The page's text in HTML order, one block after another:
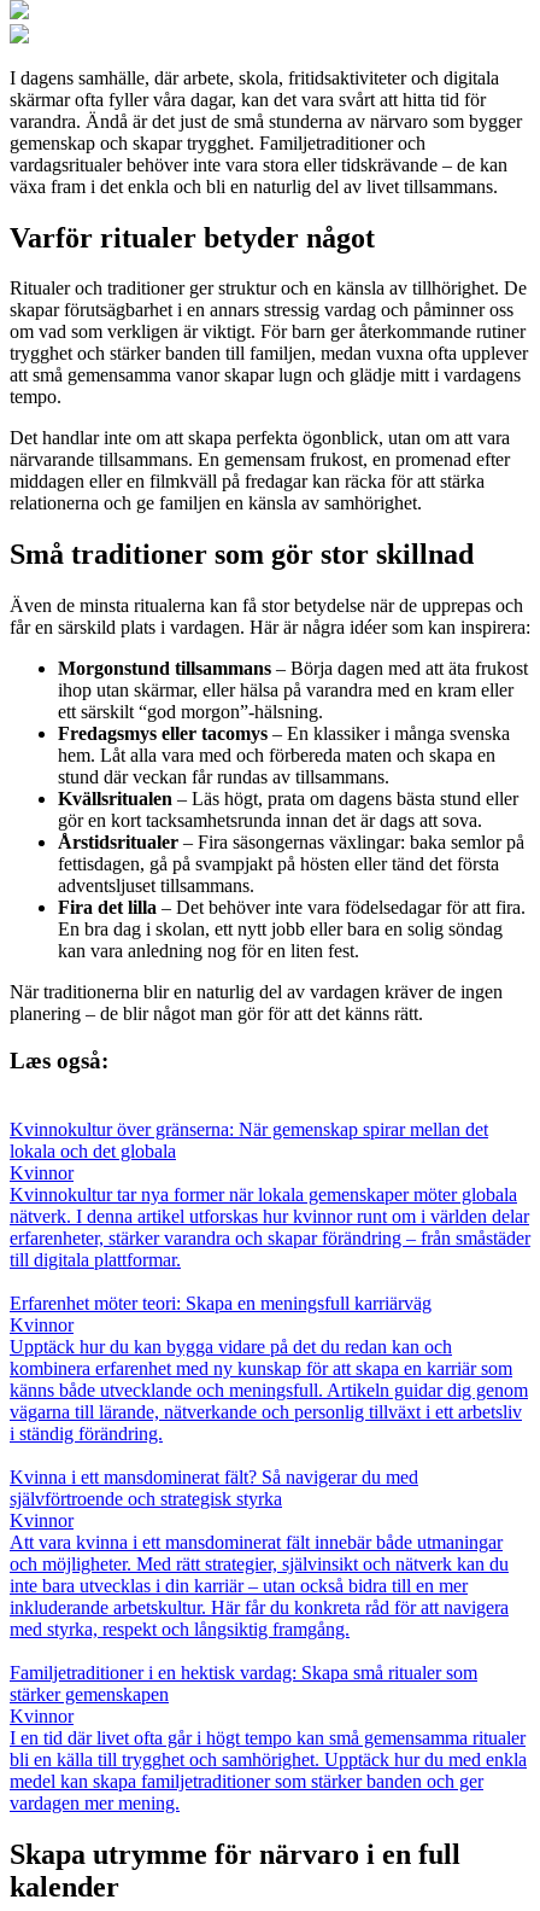
I dagens samhälle, där arbete, skola, fritidsaktiviteter och digitala
skärmar ofta fyller våra dagar, kan det vara svårt att hitta tid för
varandra. Ändå är det just de små stunderna av närvaro som bygger
gemenskap och skapar trygghet. Familjetraditioner och
vardagsritualer behöver inte vara stora eller tidskrävande – de kan
växa fram i det enkla och bli en naturlig del av livet tillsammans.
Varför ritualer betyder något
Ritualer och traditioner ger struktur och en känsla av tillhörighet. De
skapar förutsägbarhet i en annars stressig vardag och påminner oss
om vad som verkligen är viktigt. För barn ger återkommande rutiner
trygghet och stärker banden till familjen, medan vuxna ofta upplever
att små gemensamma vanor skapar lugn och glädje mitt i vardagens
tempo.
Det handlar inte om att skapa perfekta ögonblick, utan om att vara
närvarande tillsammans. En gemensam frukost, en promenad efter
middagen eller en filmkväll på fredagar kan räcka för att stärka
relationerna och ge familjen en känsla av samhörighet.
Små traditioner som gör stor skillnad
Även de minsta ritualerna kan få stor betydelse när de upprepas och
får en särskild plats i vardagen. Här är några idéer som kan inspirera:
Morgonstund tillsammans – Börja dagen med att äta frukost
ihop utan skärmar, eller hälsa på varandra med en kram eller
ett särskilt “god morgon”-hälsning.
Fredagsmys eller tacomys – En klassiker i många svenska
hem. Låt alla vara med och förbereda maten och skapa en
stund där veckan får rundas av tillsammans.
Kvällsritualen – Läs högt, prata om dagens bästa stund eller
gör en kort tacksamhetsrunda innan det är dags att sova.
Årstidsritualer – Fira säsongernas växlingar: baka semlor på
fettisdagen, gå på svampjakt på hösten eller tänd det första
adventsljuset tillsammans.
Fira det lilla – Det behöver inte vara födelsedagar för att fira.
En bra dag i skolan, ett nytt jobb eller bara en solig söndag
kan vara anledning nog för en liten fest.
När traditionerna blir en naturlig del av vardagen kräver de ingen
planering – de blir något man gör för att det känns rätt.
Læs også:
Kvinnokultur över gränserna: När gemenskap spirar mellan det
lokala och det globala
Kvinnor
Kvinnokultur tar nya former när lokala gemenskaper möter globala
nätverk. I denna artikel utforskas hur kvinnor runt om i världen delar
erfarenheter, stärker varandra och skapar förändring – från småstäder
till digitala plattformar.
Erfarenhet möter teori: Skapa en meningsfull karriärväg
Kvinnor
Upptäck hur du kan bygga vidare på det du redan kan och
kombinera erfarenhet med ny kunskap för att skapa en karriär som
känns både utvecklande och meningsfull. Artikeln guidar dig genom
vägarna till lärande, nätverkande och personlig tillväxt i ett arbetsliv
i ständig förändring.
Kvinna i ett mansdominerat fält? Så navigerar du med
självförtroende och strategisk styrka
Kvinnor
Att vara kvinna i ett mansdominerat fält innebär både utmaningar
och möjligheter. Med rätt strategier, självinsikt och nätverk kan du
inte bara utvecklas i din karriär – utan också bidra till en mer
inkluderande arbetskultur. Här får du konkreta råd för att navigera
med styrka, respekt och långsiktig framgång.
Familjetraditioner i en hektisk vardag: Skapa små ritualer som
stärker gemenskapen
Kvinnor
I en tid där livet ofta går i högt tempo kan små gemensamma ritualer
bli en källa till trygghet och samhörighet. Upptäck hur du med enkla
medel kan skapa familjetraditioner som stärker banden och ger
vardagen mer mening.
Skapa utrymme för närvaro i en full
kalender